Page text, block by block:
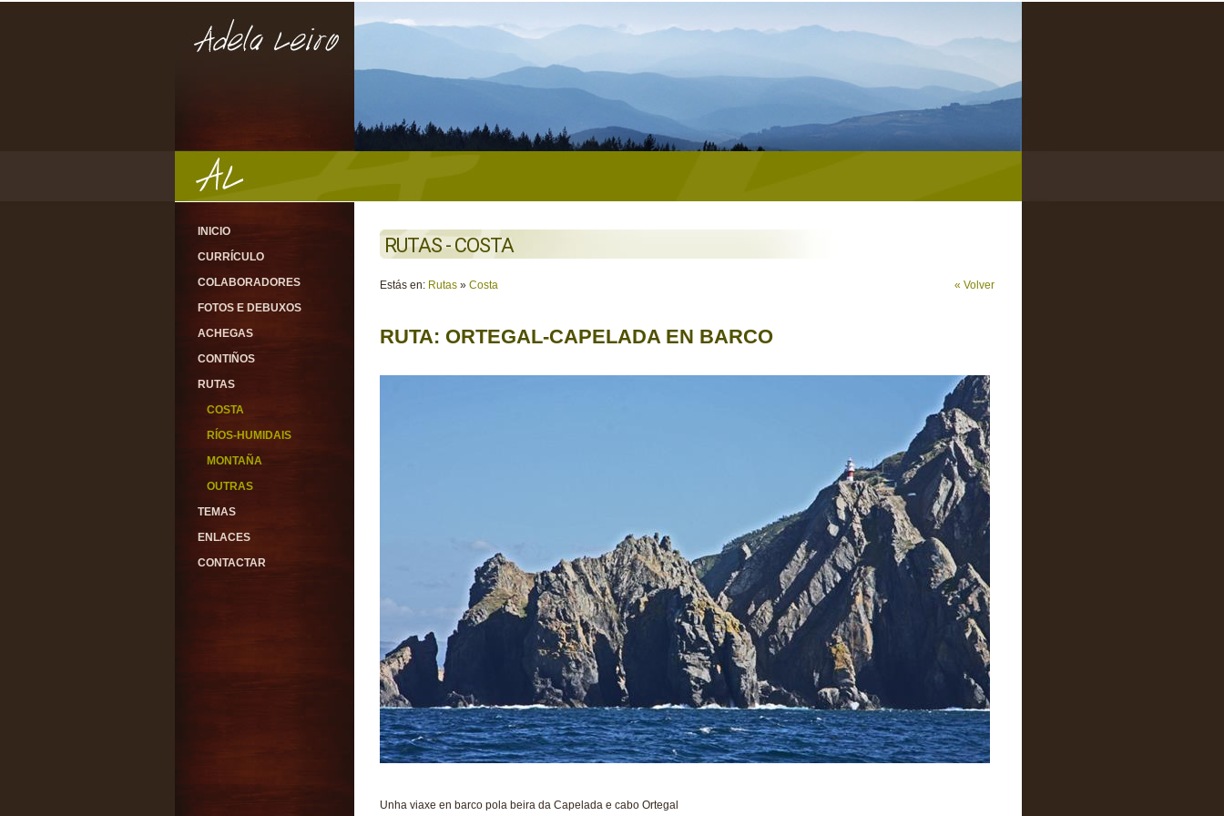
INICIO
CURRÍCULO
COLABORADORES
FOTOS E DEBUXOS
ACHEGAS
CONTIÑOS
RUTAS
COSTA
RÍOS-HUMIDAIS
MONTAÑA
OUTRAS
TEMAS
ENLACES
CONTACTAR
RUTAS - COSTA
« Volver
Estás en: Rutas » Costa
RUTA: ORTEGAL-CAPELADA EN BARCO
Unha viaxe en barco pola beira da Capelada e cabo Ortegal